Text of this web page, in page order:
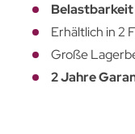
Belastbarkeit
Erhältlich in 2
Große
2 Jahre